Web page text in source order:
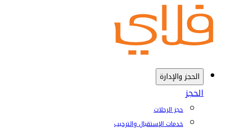
الحجز والإدارة
الحجز
حجز الرحلات
خدمات الإستقبال والترحيب